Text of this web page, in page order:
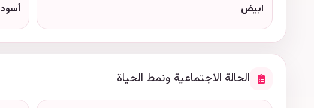
ابيض أسود
الحالة الاجتماعية ونمط الحياة